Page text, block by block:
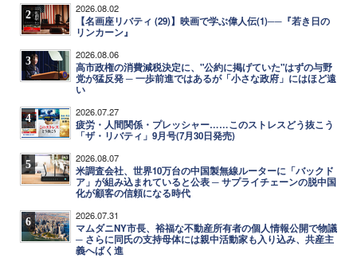
2 2026.08.02
【名画座リバティ (29)】映画で学ぶ偉人伝(1)──『若き日の
リンカーン』
3 2026.08.06
高市政権の消費減税決定に、"公約に掲げていた"はずの与野
党が猛反発 ─ 一歩前進ではあるが「小さな政府」にはほど遠
い
4 2026.07.27
疲労・人間関係・プレッシャー……このストレスどう抜こう
「ザ・リバティ」9月号(7月30日発売)
5 2026.08.07
米調査会社、世界10万台の中国製無線ルーターに「バックド
ア」が組み込まれていると公表 ─ サプライチェーンの脱中国
化が顧客の信頼になる時代
6 2026.07.31
マムダニNY市長、裕福な不動産所有者の個人情報公開で物議
─ さらに同氏の支持母体には親中活動家も入り込み、共産主
義へばく進